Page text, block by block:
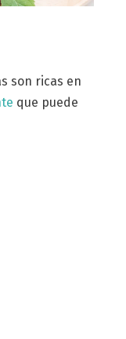
son ricas en
que puede